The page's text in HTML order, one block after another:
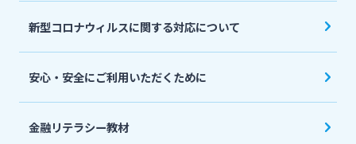
新型コロナウィルスに関する対応について
安心・安全にご利用いただくために
金融リテラシー教材